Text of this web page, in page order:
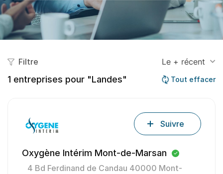
Filtre Le + récent
1 entreprises pour "Landes" Tout effacer
Oxygène Intérim Mont-de-Marsan
4 Bd Ferdinand de Candau 40000 Mont-
Suivre